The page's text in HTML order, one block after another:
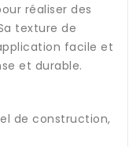
réaliser des
texture de
facile et
et durable.
de construction,